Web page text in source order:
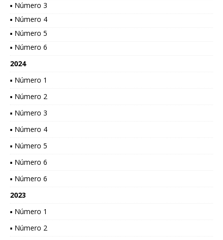
▪ Número 3
▪ Número 4
▪ Número 5
▪ Número 6
2024
▪ Número 1
▪ Número 2
▪ Número 3
▪ Número 4
▪ Número 5
▪ Número 6
▪ Número 6
2023
▪ Número 1
▪ Número 2